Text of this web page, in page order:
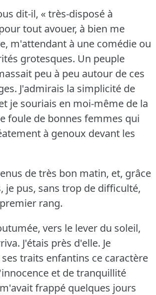
dit-il, « très-disposé à
tout avouer, à bien me
m'attendant à une comédie ou
grotesques. Un peuple
peu à peu autour de ces
J'admirais la simplicité de
je souriais en moi-même de la
foule de bonnes femmes qui
à genoux devant les
de très bon matin, et, grâce
je pus, sans trop de difficulté,
rang.
vers le lever du soleil,
J'étais près d'elle. Je
traits enfantins ce caractère
et de tranquillité
frappé quelques jours